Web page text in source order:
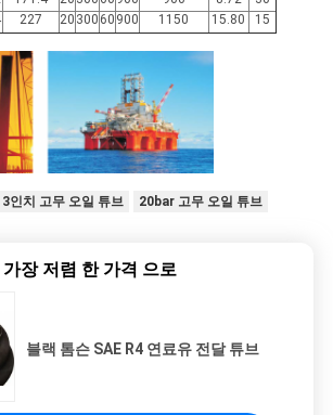
227 20 300 60 900 1150 15.80 15
3인치 고무 오일 튜브 20bar 고무 오일 튜브
가장 저렴 한 가격 으로
블랙 톰슨 SAE R4 연료유 전달 튜브